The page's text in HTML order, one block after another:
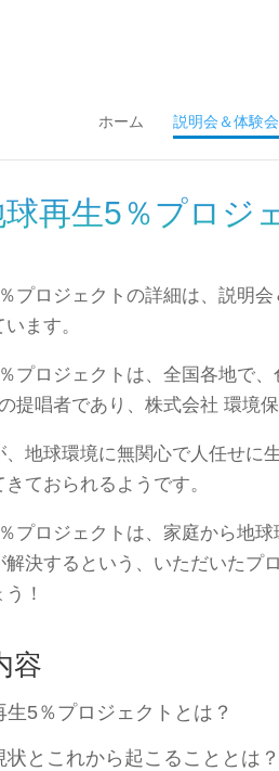
ホーム 説明会＆体験会
再生5％プロジ
プロジェクトの詳細は、説明
ます。
プロジェクトは、全国各地で
提唱者であり、株式会社 環境
、地球環境に無関心で人任せに
ておられるようです。
プロジェクトは、家庭から地
決するという、いただいたプ
！
容
生5％プロジェクトとは？
とこれから起こることとは？